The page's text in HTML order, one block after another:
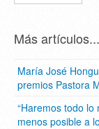
Más artículos...
María José
premios Pastora
“Haremos todo lo
menos posible a